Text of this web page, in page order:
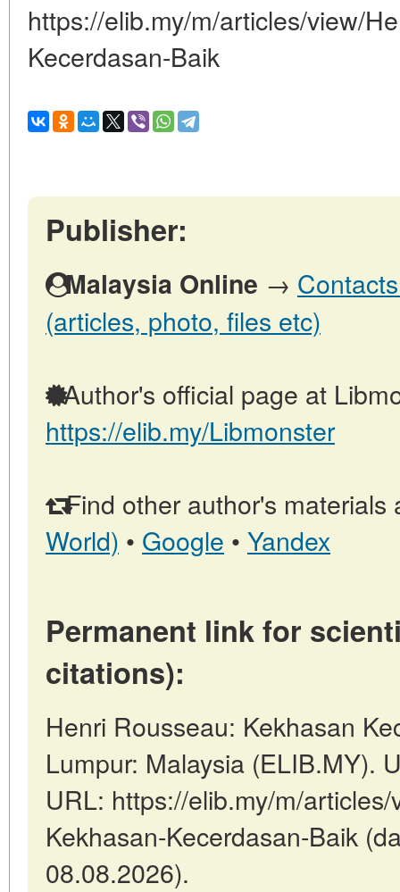
https://elib.my/m/articles/view/
Kecerdasan-Baik
Publisher:
Malaysia Online →
(articles, photo, files etc)
Author's official page at
https://elib.my/Libmonster
Find other author's materials
World) • Google • Yandex
Permanent link for
citations):
Henri Rousseau: Kekhasan
Lumpur: Malaysia (ELIB.MY).
URL: https://elib.my/m/
Kekhasan-Kecerdasan-Baik
08.08.2026).